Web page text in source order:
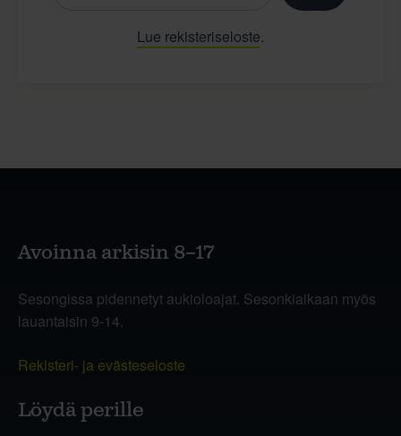
Lue rekisteriseloste.
Avoinna arkisin 8–17
Sesongissa pidennetyt aukioloajat. Sesonkiaikaan myös
lauantaisin 9-14.
Rekisteri- ja evästeseloste
Löydä perille